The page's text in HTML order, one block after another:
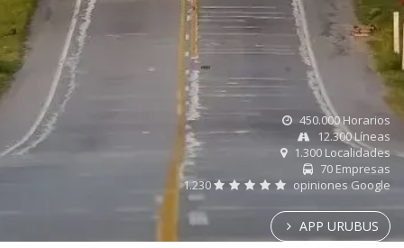
450.000 Horarios
12.300 Líneas
1.300 Localidades
70 Empresas
1.230
opiniones Google
APP URUBUS